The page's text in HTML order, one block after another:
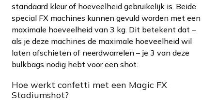
standaard kleur of hoeveelheid gebruikelijk is. Beide
special FX machines kunnen gevuld worden met een
maximale hoeveelheid van 3 kg. Dit betekent dat –
als je deze machines de maximale hoeveelheid wil
laten afschieten of neerdwarrelen – je 3 van deze
bulkbags nodig hebt voor een shot.
Hoe werkt confetti met een Magic FX
Stadiumshot?